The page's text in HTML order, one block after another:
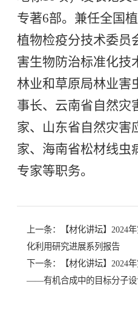
专著6部。兼任全国
植物检疫分技术委员
害生物防治标准化技
林业和草原局林业害
事长、云南省自然灾
家、山东省自然灾害
家、海南省松材线虫
专家等职务。
上一条：
【材化讲坛】2024
化利用研究进展系列报告
下一条：
【材化讲坛】2024
——有机合成中的目标分子设